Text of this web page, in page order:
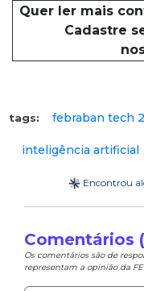
Quer ler mais
Cadastre
tags: febraban tech
inteligência artificial
Encontrou
Comentários
Os comentários são de
representam a opinião da